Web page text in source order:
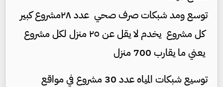
توسع ومد شبكات صرف صحي عدد ٢٨مشروع كبير
كل مشروع يخدم لا يقل عن ٢٥ منزل لكل مشروع
يعني ما يقارب 700 منزل
توسيع شبكات المياه عدد 30 مشروع في مواقع